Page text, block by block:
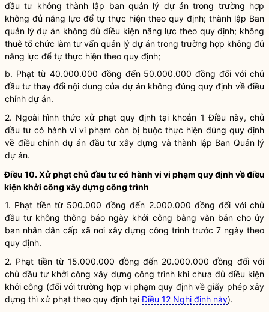
đầu tư không thành lập ban quản lý dự án trong trường hợp
không đủ năng lực để tự thực hiện theo quy định; thành lập Ban
quản lý dự án không đủ điều kiện năng lực theo quy định; không
thuê tổ chức làm tư vấn quản lý dự án trong trường hợp không đủ
năng lực để tự thực hiện theo quy định;
b. Phạt từ 40.000.000 đồng đến 50.000.000 đồng đối với chủ
đầu tư thay đổi nội dung của dự án không đúng quy định về điều
chỉnh dự án.
2. Ngoài hình thức xử phạt quy định tại khoản 1 Điều này, chủ
đầu tư có hành vi vi phạm còn bị buộc thực hiện đúng quy định
về điều chỉnh dự án đầu tư xây dựng và thành lập Ban Quản lý
dự án.
Điều 10. Xử phạt chủ đầu tư có hành vi vi phạm quy định về điều
kiện khởi công xây dựng công trình
1. Phạt tiền từ 500.000 đồng đến 2.000.000 đồng đối với chủ
đầu tư không thông báo ngày khởi công bằng văn bản cho ủy
ban nhân dân cấp xã nơi xây dựng công trình trước 7 ngày theo
quy định.
2. Phạt tiền từ 15.000.000 đồng đến 20.000.000 đồng đối với
chủ đầu tư khởi công xây dựng công trình khi chưa đủ điều kiện
khởi công (đối với trường hợp vi phạm quy định về giấy phép xây
dựng thì xử phạt theo quy định tạiĐiều 12 Nghị định này).